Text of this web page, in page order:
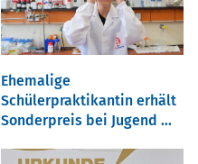
Ehemalige
Schülerpraktikantin erhält
Sonderpreis bei Jugend ...